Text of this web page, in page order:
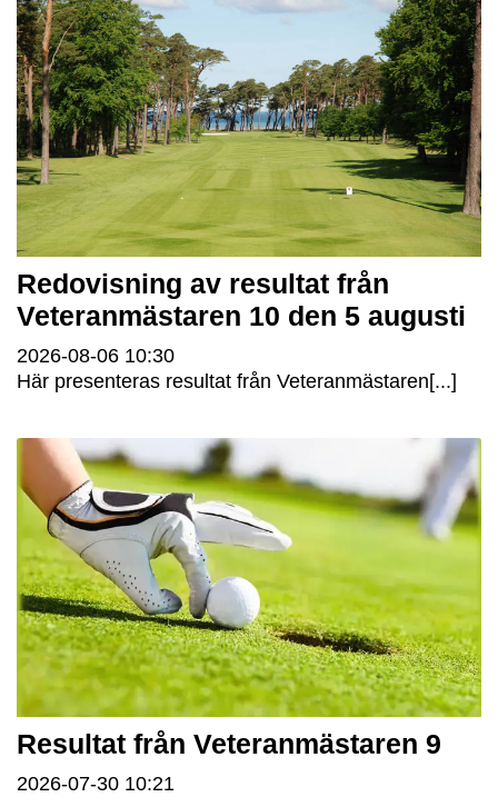
Redovisning av resultat från
Veteranmästaren 10 den 5 augusti
2026-08-06 10:30
Här presenteras resultat från Veteranmästaren[...]
Resultat från Veteranmästaren 9
2026-07-30 10:21